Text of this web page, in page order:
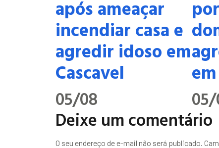
após ameaçar
incendiar casa e
agredir idoso em
Cascavel
05/08
Deixe um comentário
O seu endereço de e-mail não será publicado.